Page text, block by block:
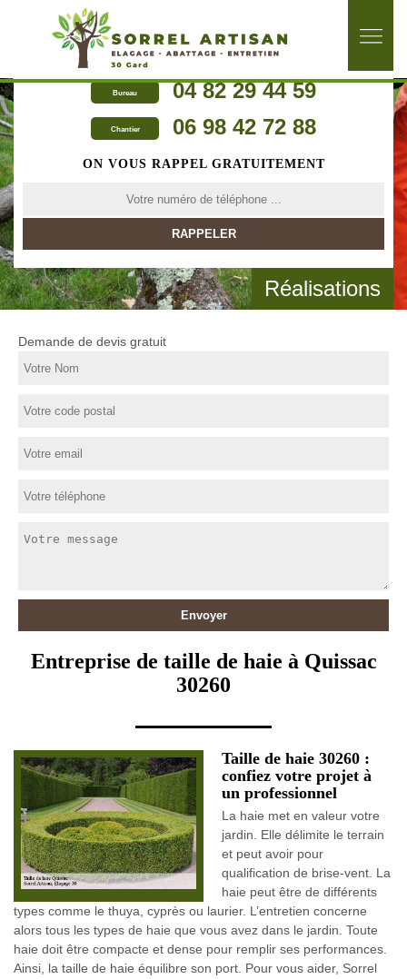
Bureau 04 82 29 44 59
Chantier 06 98 42 72 88
ON VOUS RAPPEL GRATUITEMENT
Réalisations
Demande de devis gratuit
Entreprise de taille de haie à Quissac
30260
Taille de haie 30260 :
confiez votre projet à
un professionnel
La haie met en valeur votre
jardin. Elle délimite le terrain
et peut avoir pour
qualification de brise-vent. La
haie peut être de différents
types comme le thuya, cyprès ou laurier. L’entretien concerne
alors tous les types de haie que vous avez dans le jardin. Toute
haie doit être compacte et dense pour remplir ses performances.
Ainsi, la taille de haie équilibre son port. Pour vous aider, Sorrel